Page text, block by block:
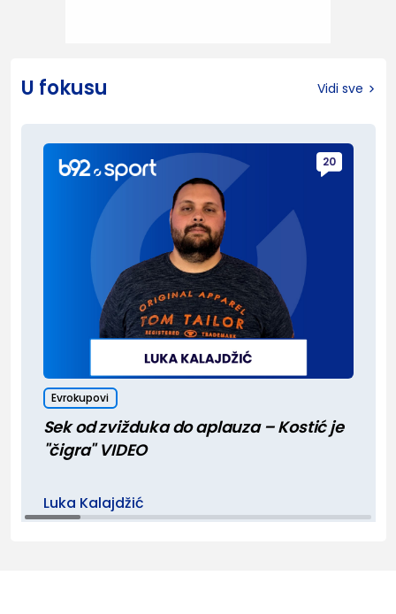
U fokusu Vidi sve
20
Evrokupovi
Sek od zvižduka do aplauza – Kostić je
"čigra" VIDEO
Luka Kalajdžić